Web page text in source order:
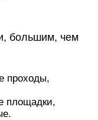
большим, чем
проходы,
площадки,